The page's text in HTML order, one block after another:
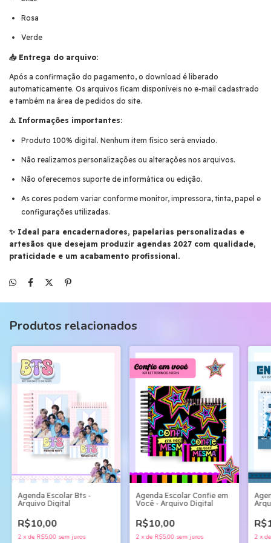
Rosa
Verde
📥 Entrega do arquivo:
Após a confirmação do pagamento, o download é liberado
automaticamente. Os arquivos ficam disponíveis no e-mail cadastrado
e também na área de pedidos do site.
⚠️ Informações importantes:
Produto 100% digital. Nenhum item físico será enviado.
Não realizamos personalizações ou alterações nos arquivos.
Não oferecemos suporte de informática ou edição.
As cores podem variar conforme monitor, impressora, tinta, papel e
configurações utilizadas.
✨ Ideal para encadernadores, papelarias personalizadas e
artesãos que desejam produzir agendas 2027 com qualidade,
praticidade e um acabamento profissional.
Produtos relacionados
Agenda Escolar Bts -
Arquivo Digital
R$10,00
2 xde R$5,00 sem juros
Agenda Escolar Confie em
Você - Arquivo Digital
R$10,00
2 xde R$5,00 sem juros 2 x